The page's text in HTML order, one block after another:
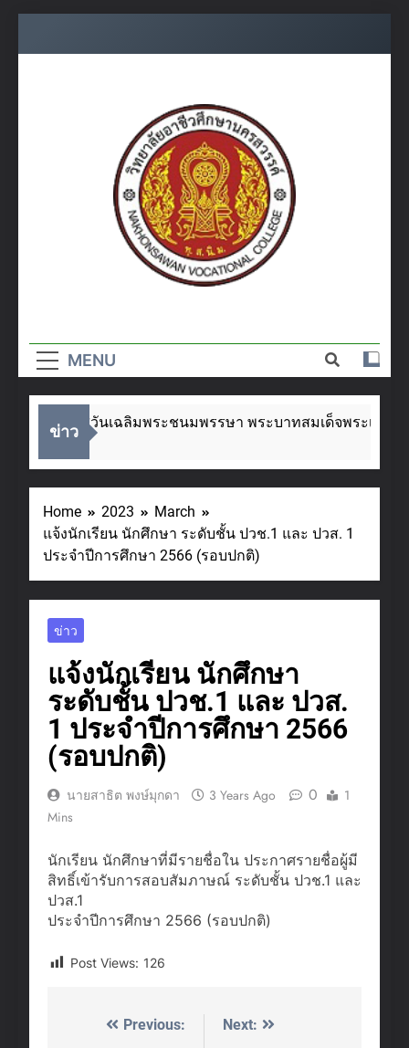
อาชีวศึกษา
นครสวรรค์
MENU
ข่าว
งในโอกาสวันเฉลิมพระชนมพรรษา พระบาทสมเด็จพระเจ้าอยู่
Home 2023
March
แจ้งนักเรียน นักศึกษา ระดับชั้น ปวช.1 และ ปวส. 1
ประจำปีการศึกษา 2566 (รอบปกติ)
ข่าว
แจ้งนักเรียน นักศึกษา
ระดับชั้น ปวช.1 และ ปวส.
1 ประจำปีการศึกษา 2566
(รอบปกติ)
นายสาธิต พงษ์มุกดา 3 Years Ago 0
1
Mins
นักเรียน นักศึกษาที่มีรายชื่อใน ประกาศรายชื่อผู้มี
สิทธิ์เข้ารับการสอบสัมภาษณ์ ระดับชั้น ปวช.1 และ
ปวส.1
ประจำปีการศึกษา 2566 (รอบปกติ)
Post Views: 126
Post
Previous:
Next: